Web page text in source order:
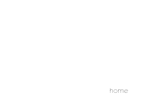
home